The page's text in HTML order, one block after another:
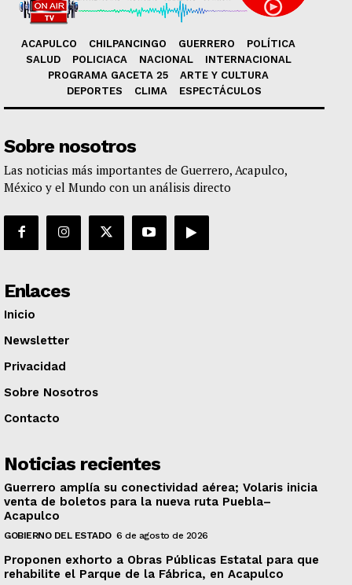
ACAPULCO CHILPANCINGO GUERRERO
POLÍTICA
SALUD
POLICIACA NACIONAL
INTERNACIONAL
PROGRAMA GACETA 25
ARTE Y CULTURA
DEPORTES
CLIMA ESPECTÁCULOS
Sobre nosotros
Las noticias más importantes de Guerrero, Acapulco,
México y el Mundo con un análisis directo
Enlaces
Inicio
Newsletter
Privacidad
Sobre Nosotros
Contacto
Noticias recientes
Guerrero amplía su conectividad aérea; Volaris inicia
venta de boletos para la nueva ruta Puebla–
Acapulco
GOBIERNO DEL ESTADO 6 de agosto de 2026
Proponen exhorto a Obras Públicas Estatal para que
rehabilite el Parque de la Fábrica, en Acapulco